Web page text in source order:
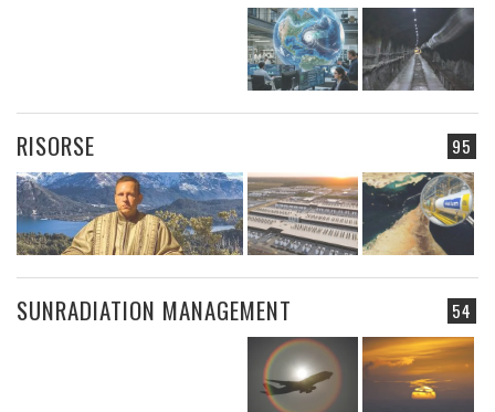
95
RISORSE
54
SUNRADIATION MANAGEMENT